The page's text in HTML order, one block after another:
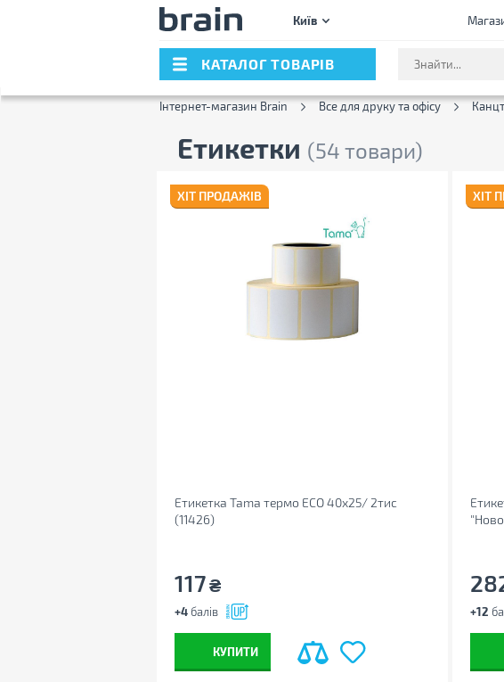
Київ
КАТАЛОГ ТОВАРІВ
Інтернет-магазин Brain Все для друку та офісу
Етикетки (54 товари)
ХІТ ПРОДАЖІВ
Етикетка Tama термо ECO 40x25/ 2тис
(11426)
117₴
+4 балів
КУПИТИ
ХІТ
+12